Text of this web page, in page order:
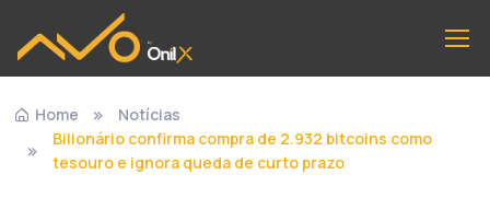
Home
Notícias
Bilionário confirma compra de 2.932 bitcoins como
tesouro e ignora queda de curto prazo